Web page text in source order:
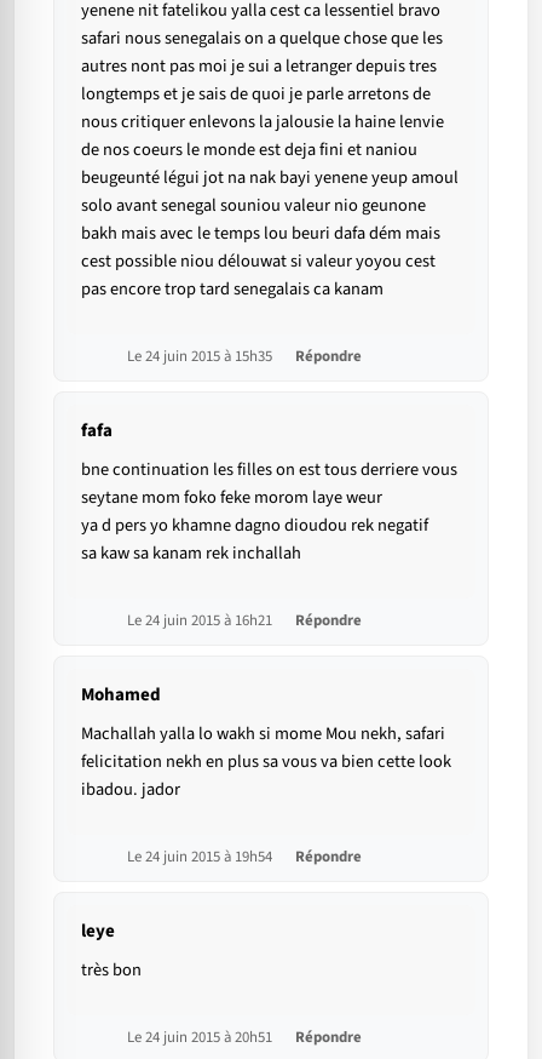
yenene nit fatelikou yalla cest ca lessentiel bravo
safari nous senegalais on a quelque chose que les
autres nont pas moi je sui a letranger depuis tres
longtemps et je sais de quoi je parle arretons de
nous critiquer enlevons la jalousie la haine lenvie
de nos coeurs le monde est deja fini et naniou
beugeunté légui jot na nak bayi yenene yeup amoul
solo avant senegal souniou valeur nio geunone
bakh mais avec le temps lou beuri dafa dém mais
cest possible niou délouwat si valeur yoyou cest
pas encore trop tard senegalais ca kanam
Le 24 juin 2015 à 15h35 Répondre
fafa
bne continuation les filles on est tous derriere vous
seytane mom foko feke morom laye weur
ya d pers yo khamne dagno dioudou rek negatif
sa kaw sa kanam rek inchallah
Le 24 juin 2015 à 16h21 Répondre
Mohamed
Machallah yalla lo wakh si mome Mou nekh, safari
felicitation nekh en plus sa vous va bien cette look
ibadou. jador
Le 24 juin 2015 à 19h54 Répondre
leye
très bon
Le 24 juin 2015 à 20h51 Répondre